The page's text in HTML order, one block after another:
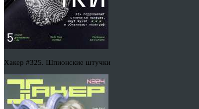
Хакер #325. Шпионские штучки